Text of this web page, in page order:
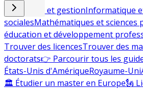
Commerce et gestionInformatique
socialesMathématiques et sciences
éducation et développement
Trouver des licencesTrouver des
doctorats👉 Parcourir tous les
États-Unis d'AmériqueRoyaume-Uni
🏛 Étudier un master en Europe🗽